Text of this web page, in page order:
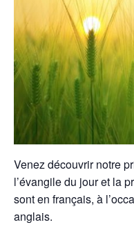
Venez découvrir notre
l’évangile du jour et la
sont en français, à
anglais.